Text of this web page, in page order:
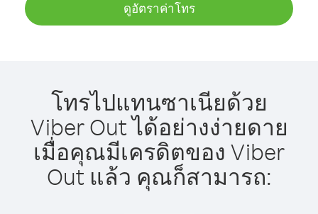
ดูอัตราค่าโทร
โทรไปแทนซาเนียด้วย
Viber Out ได้อย่างง่ายดาย
เมื่อคุณมีเครดิตของ Viber
Out แล้ว คุณก็สามารถ: